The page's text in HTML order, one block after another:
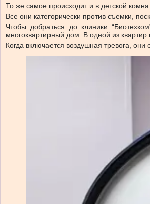
То же самое происходит и в детской
Все они категорически против съемки,
Чтобы добраться до клиники
многоквартирный дом. В одной из
Когда включается воздушная тревога,